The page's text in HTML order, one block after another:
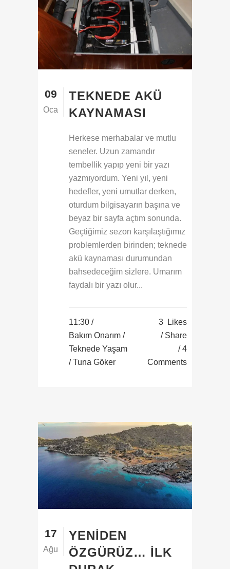
09
Oca
TEKNEDE AKÜ
KAYNAMASI
Herkese merhabalar ve mutlu
seneler. Uzun zamandır
tembellik yapıp yeni bir yazı
yazmıyordum. Yeni yıl, yeni
hedefler, yeni umutlar derken,
oturdum bilgisayarın başına ve
beyaz bir sayfa açtım sonunda.
Geçtiğimiz sezon karşılaştığımız
problemlerden birinden; teknede
akü kaynaması durumundan
bahsedeceğim sizlere. Umarım
faydalı bir yazı olur...
11:30 /
Bakım Onarım /
Teknede Yaşam
/ Tuna Göker
3
Likes
Share
4
Comments
17
Ağu
YENIDEN
ÖZGÜRÜZ… İLK